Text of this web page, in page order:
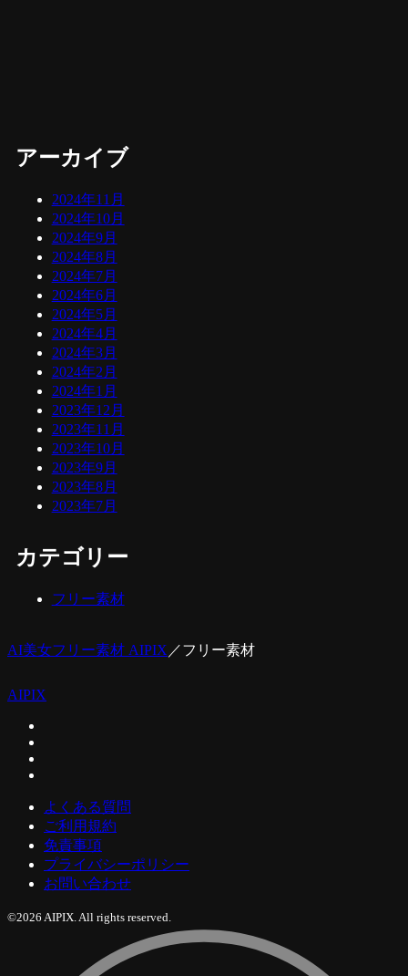
アーカイブ
2024年11月
2024年10月
2024年9月
2024年8月
2024年7月
2024年6月
2024年5月
2024年4月
2024年3月
2024年2月
2024年1月
2023年12月
2023年11月
2023年10月
2023年9月
2023年8月
2023年7月
カテゴリー
フリー素材
AI美女フリー素材 AIPIX ／フリー素材
AIPIX
よくある質問
ご利用規約
免責事項
プライバシーポリシー
お問い合わせ
©2026 AIPIX. All rights reserved.